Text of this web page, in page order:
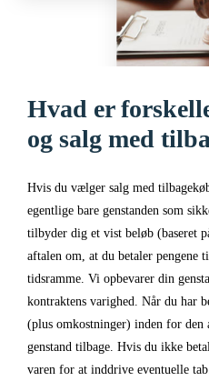
Hvad er
og salg med
Hvis du vælger salg med
egentlige bare genstanden som
tilbyder dig et vist beløb (baseret
aftalen om, at du betaler pengene
tidsramme. Vi opbevarer din
kontraktens varighed. Når du har
(plus omkostninger) inden for
genstand tilbage. Hvis du ikke
varen for at inddrive eventuelle